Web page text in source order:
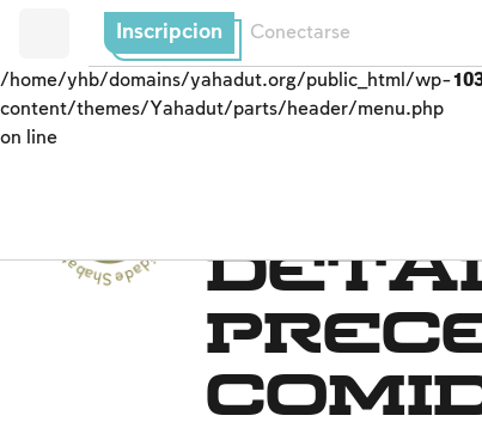
Inscripcion Conectarse
/home/yhb/domains/yahadut.org/public_html/wp-
content/themes/Yahadut/parts/header/menu.php
on line
Shabat y festividades - Shabat y festividades --